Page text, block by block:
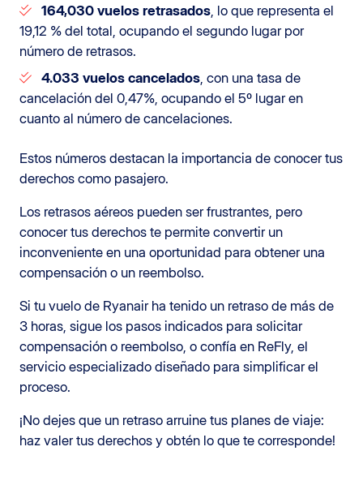
164,030 vuelos retrasados , lo que representa el
19,12 % del total, ocupando el segundo lugar por
número de retrasos.
4.033 vuelos cancelados , con una tasa de
cancelación del 0,47%, ocupando el 5º lugar en
cuanto al número de cancelaciones.
Estos números destacan la importancia de conocer tus
derechos como pasajero.
Los retrasos aéreos pueden ser frustrantes, pero
conocer tus derechos te permite convertir un
inconveniente en una oportunidad para obtener una
compensación o un reembolso.
Si tu vuelo de Ryanair ha tenido un retraso de más de
3 horas, sigue los pasos indicados para solicitar
compensación o reembolso, o confía en ReFly, el
servicio especializado diseñado para simplificar el
proceso.
¡No dejes que un retraso arruine tus planes de viaje:
haz valer tus derechos y obtén lo que te corresponde!